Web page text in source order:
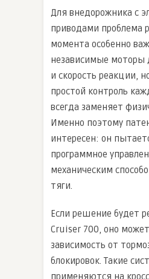
Для внедорожника с
приводами проблема
момента особенно
независимые моторы
и скорость реакции,
простой контроль
всегда заменяет
Именно поэтому
интересен: он
программное
механическим
тяги.
Если решение будет
Cruiser 700, оно
зависимость от
блокировок. Такие
применяются на